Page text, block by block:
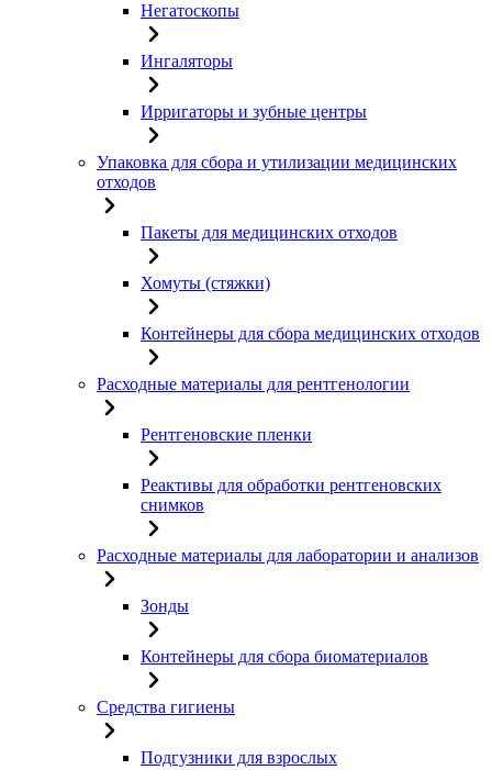
Негатоскопы
Ингаляторы
Ирригаторы и зубные центры
Упаковка для сбора и утилизации медицинских
отходов
Пакеты для медицинских отходов
Хомуты (стяжки)
Контейнеры для сбора медицинских отходов
Расходные материалы для рентгенологии
Рентгеновские пленки
Реактивы для обработки рентгеновских
снимков
Расходные материалы для лаборатории и анализов
Зонды
Контейнеры для сбора биоматериалов
Средства гигиены
Подгузники для взрослых